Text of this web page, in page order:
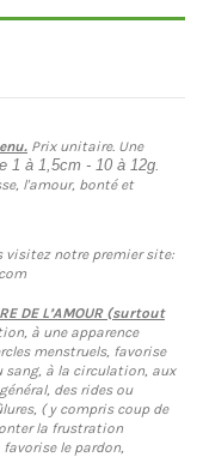
Prix unitaire. Une
1 à 1,5cm - 10 à 12g.
l'amour, bonté et
visitez notre premier site:
DE L’AMOUR (surtout
à une apparence
menstruels, favorise
sang, à la circulation, aux
des rides ou
( y compris coup de
la frustration
le pardon,